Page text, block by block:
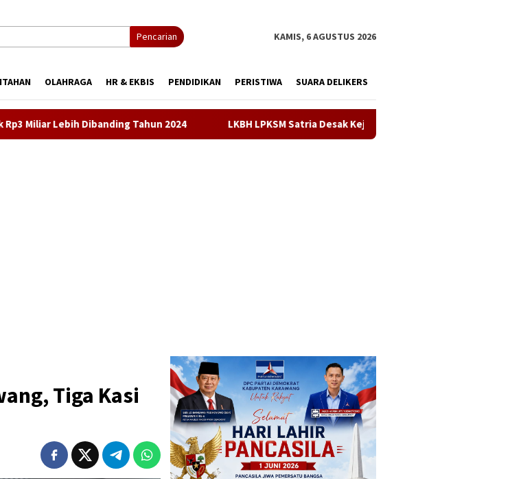
Pencarian KAMIS, 6 AGUSTUS 2026
OLAHRAGA HR & EKBIS PENDIDIKAN PERISTIWA SUARA DELIKERS
2024 LKBH LPKSM Satria Desak Kejari Karawang Segera Tetapkan Tersangka Kasus Dugaan KPR
Tiga Kasi